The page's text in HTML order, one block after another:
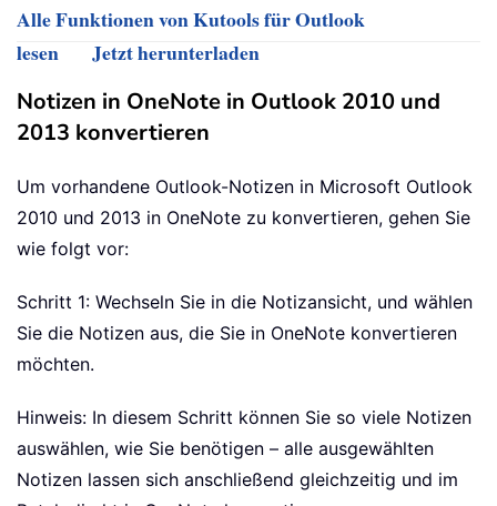
Alle Funktionen von Kutools für Outlook
lesen
Jetzt herunterladen
Notizen in OneNote in Outlook 2010 und
2013 konvertieren
Um vorhandene Outlook-Notizen in Microsoft Outlook
2010 und 2013 in OneNote zu konvertieren, gehen Sie
wie folgt vor:
Schritt 1: Wechseln Sie in die Notizansicht, und wählen
Sie die Notizen aus, die Sie in OneNote konvertieren
möchten.
Hinweis: In diesem Schritt können Sie so viele Notizen
auswählen, wie Sie benötigen – alle ausgewählten
Notizen lassen sich anschließend gleichzeitig und im